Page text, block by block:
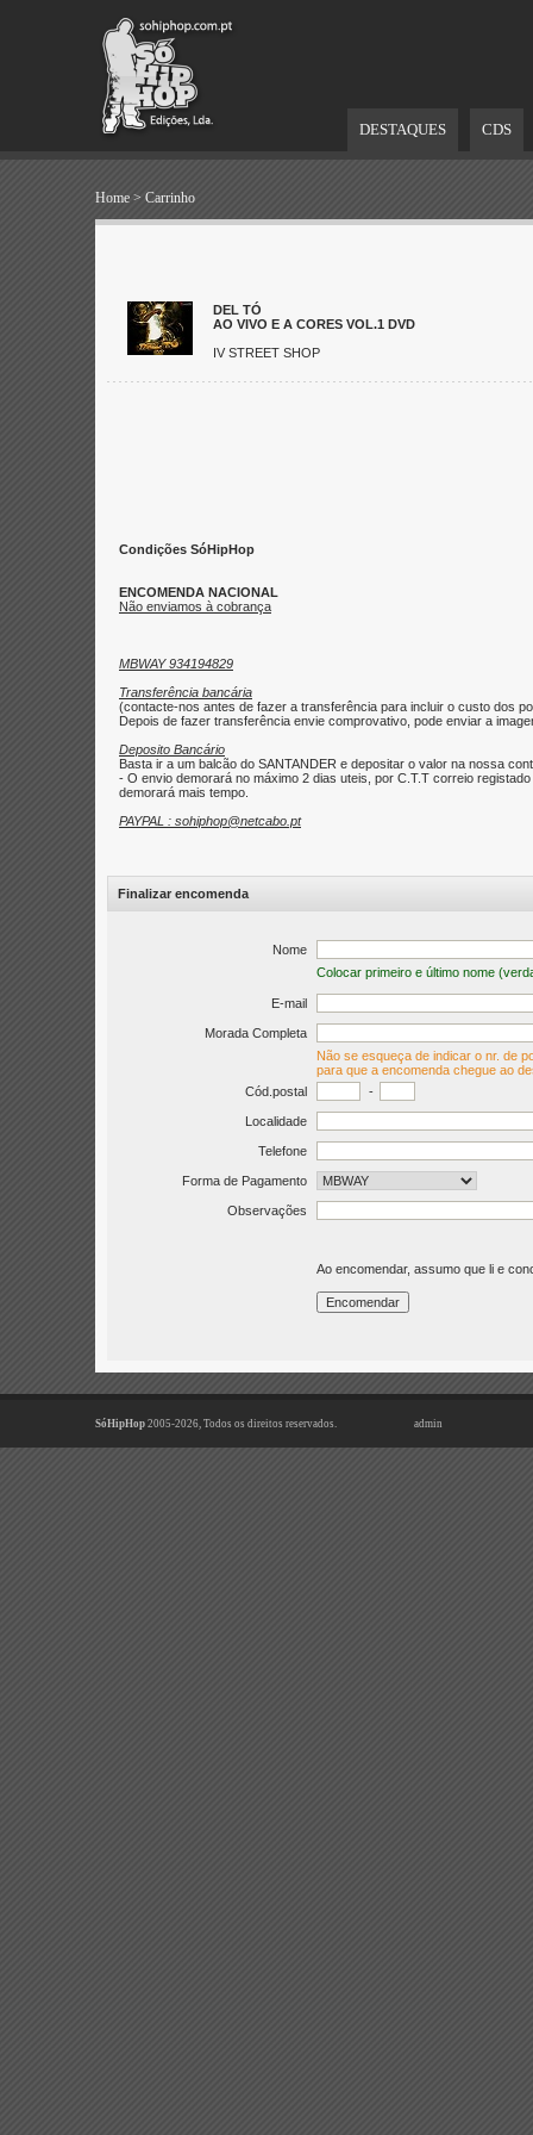
DESTAQUES CDS
Home > Carrinho
DEL TÓ
AO VIVO E A CORES VOL.1 DVD
IV STREET SHOP
Condições SóHipHop
ENCOMENDA NACIONAL
Não enviamos à cobrança
MBWAY 934194829
Transferência bancária
(contacte-nos antes de fazer a transferência para incluir o custo dos
Depois de fazer transferência envie comprovativo, pode enviar a
Deposito Bancário
Basta ir a um balcão do SANTANDER e depositar o valor na nossa
- O envio demorará no máximo 2 dias uteis, por C.T.T correio
demorará mais tempo.
PAYPAL : sohiphop@netcabo.pt
Finalizar encomenda
Nome
Colocar primeiro e último nome
E-mail
Morada Completa
Não se esqueça de indicar o nr. de
para que a encomenda chegue ao
Cód.postal
-
Localidade
Telefone
Forma de Pagamento
Observações
Ao encomendar, assumo que li e
SóHipHop 2005-2026, Todos os direitos reservados. admin